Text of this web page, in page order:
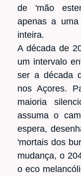
de 'mão
apenas a
inteira.
A década de
um intervalo
ser a década
nos Açores.
maioria
assuma o
espera,
'mortais dos
mudança, o
o eco